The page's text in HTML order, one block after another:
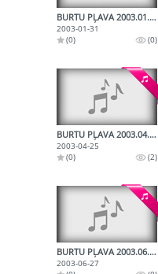
BURTU PĻAVA 2003.01.31.
2003-01-31
(0)
(0)
BURTU PĻAVA 2003.04.25.
2003-04-25
(0)
(2)
BURTU PĻAVA 2003.06.27.
2003-06-27